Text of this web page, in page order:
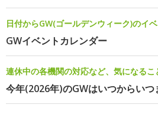
日付からGW(ゴールデンウィーク)のイ
GWイベントカレンダー
連休中の各機関の対応など、気になるこ
今年(2026年)のGWはいつからいつ